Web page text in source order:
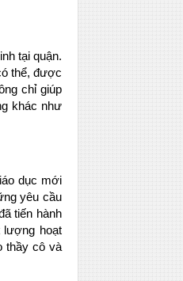
tại quận.
thể, được
chỉ giúp
khác như
dục mới
yêu cầu
tiến hành
lượng hoạt
thầy cô và